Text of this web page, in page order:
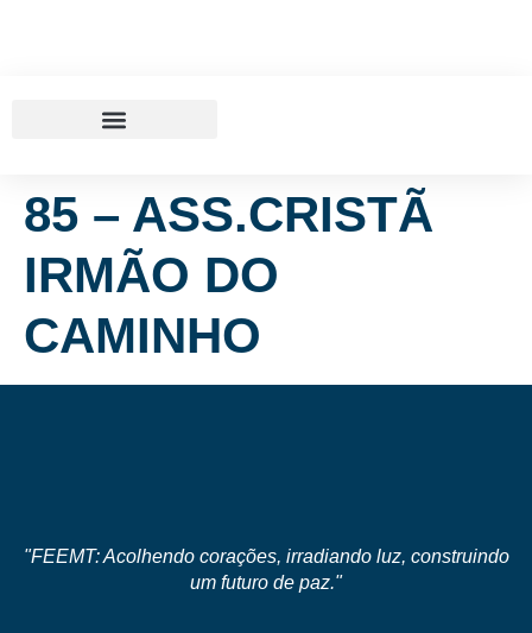
85 – ASS.CRISTÃ
IRMÃO DO
CAMINHO
"FEEMT: Acolhendo corações, irradiando luz, construindo
um futuro de paz."